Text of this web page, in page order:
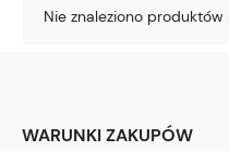
Nie znaleziono
WARUNKI ZAKUPÓW